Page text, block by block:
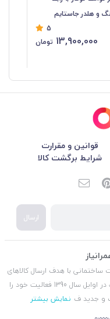
و هلدر جاستایم
(Justime) مدل پن2 Pan Il
5
13,900,000 تومان
قوانین و مقرارت
شرایط برگشت کالا
ارسال
ساختمانی با هدف ارسال کالاهای
مورد نیاز مشتریان گرامی با قیمت بسیار مناسب در اوایل سال 1390 فعالیت خود را
نمایش بیشتر